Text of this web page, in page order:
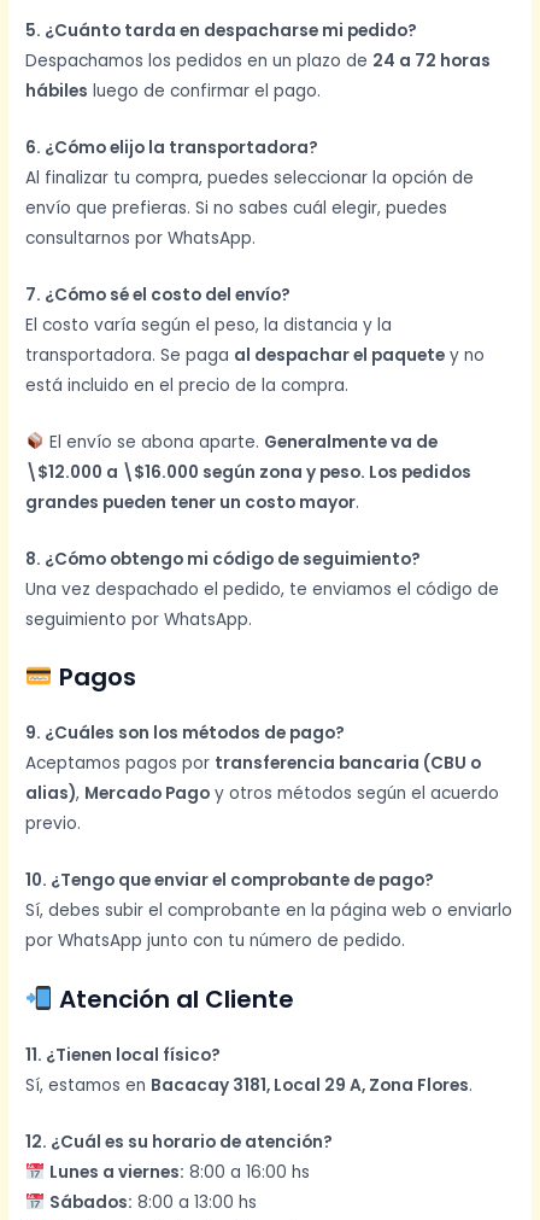
5. ¿Cuánto tarda en despacharse mi pedido?
Despachamos los pedidos en un plazo de 24 a 72 horas
hábiles luego de confirmar el pago.
6. ¿Cómo elijo la transportadora?
Al finalizar tu compra, puedes seleccionar la opción de
envío que prefieras. Si no sabes cuál elegir, puedes
consultarnos por WhatsApp.
7. ¿Cómo sé el costo del envío?
El costo varía según el peso, la distancia y la
transportadora. Se paga al despachar el paquete y no
está incluido en el precio de la compra.
El envío se abona aparte. Generalmente va de
\$12.000 a \$16.000 según zona y peso. Los pedidos
grandes pueden tener un costo mayor.
8. ¿Cómo obtengo mi código de seguimiento?
Una vez despachado el pedido, te enviamos el código de
seguimiento por WhatsApp.
Pagos
9. ¿Cuáles son los métodos de pago?
Aceptamos pagos por transferencia bancaria (CBU o
alias), Mercado Pago y otros métodos según el acuerdo
previo.
10. ¿Tengo que enviar el comprobante de pago?
Sí, debes subir el comprobante en la página web o enviarlo
por WhatsApp junto con tu número de pedido.
Atención al Cliente
11. ¿Tienen local físico?
Sí, estamos en Bacacay 3181, Local 29 A, Zona Flores.
12. ¿Cuál es su horario de atención?
Lunes a viernes: 8:00 a 16:00 hs
Sábados: 8:00 a 13:00 hs